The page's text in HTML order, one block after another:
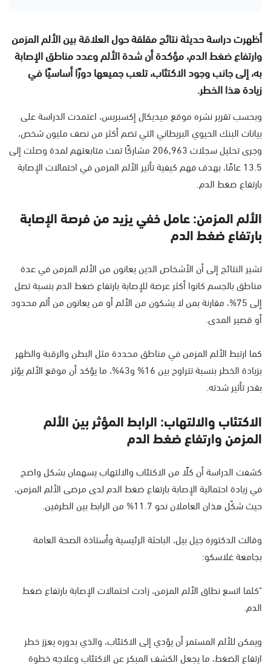
أظهرت دراسة حديثة نتائج مقلقة حول العلاقة بين الألم المزمن
وارتفاع ضغط الدم، مؤكدة أن شدة الألم وعدد مناطق الإصابة
به، إلى جانب وجود الاكتئاب، تلعب جميعها دورًا أساسيًا في
زيادة هذا الخطر.
وبحسب تقرير نشره موقع ميديكال إكسبريس، اعتمدت الدراسة على
بيانات البنك الحيوي البريطاني التي تضم أكثر من نصف مليون شخص،
وجرى تحليل سجلات 206,963 مشاركًا تمت متابعتهم لمدة وصلت إلى
13.5 عامًا، بهدف فهم كيفية تأثير الألم المزمن في احتمالات الإصابة
بارتفاع ضغط الدم.
الألم المزمن: عامل خفي يزيد من فرصة الإصابة
بارتفاع ضغط الدم
تشير النتائج إلى أن الأشخاص الذين يعانون من الألم المزمن في عدة
مناطق بالجسم كانوا أكثر عرضة للإصابة بارتفاع ضغط الدم بنسبة تصل
إلى 75%، مقارنة بمن لا يشكون من الألم أو من يعانون من ألم محدود
أو قصير المدى.
كما ارتبط الألم المزمن في مناطق محددة مثل البطن والرقبة والظهر
بزيادة الخطر بنسبة تتراوح بين 16% و43%، ما يؤكد أن موقع الألم يؤثر
بقدر تأثير شدته.
الاكتئاب والالتهاب: الرابط المؤثر بين الألم
المزمن وارتفاع ضغط الدم
كشفت الدراسة أن كلًا من الاكتئاب والالتهاب يسهمان بشكل واضح
في زيادة احتمالية الإصابة بارتفاع ضغط الدم لدى مرضى الألم المزمن،
حيث شكّل هذان العاملان نحو 11.7% من الرابط بين الطرفين.
وقالت الدكتورة جيل بيل، الباحثة الرئيسية وأستاذة الصحة العامة
بجامعة غلاسكو:
"كلما اتسع نطاق الألم المزمن، زادت احتمالات الإصابة بارتفاع ضغط
الدم.
ويمكن للألم المستمر أن يؤدي إلى الاكتئاب، والذي بدوره يعزز خطر
ارتفاع الضغط، ما يجعل الكشف المبكر عن الاكتئاب وعلاجه خطوة